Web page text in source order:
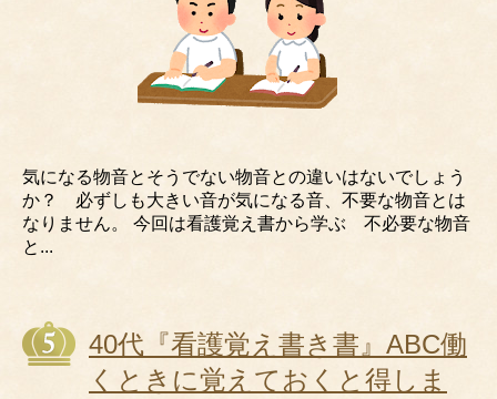
気になる物音とそうでない物音との違いはないでしょう
か？ 必ずしも大きい音が気になる音、不要な物音とは
なりません。 今回は看護覚え書から学ぶ 不必要な物音
と...
40代『看護覚え書き書』ABC働
くときに覚えておくと得しま